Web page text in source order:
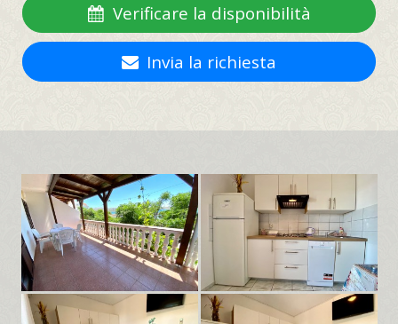
Verificare la disponibilità
Invia la richiesta